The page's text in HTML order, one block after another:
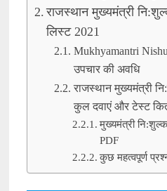
राजस्थान मुख्यमंत्री
लिस्ट 2021
Mukhyamantri
उपचार की अवधि
राजस्थान मुख्यमंत्री
कुल दवाएं और टेस्ट
मुख्यमंत्री
PDF
कुछ महत्वपूर्ण